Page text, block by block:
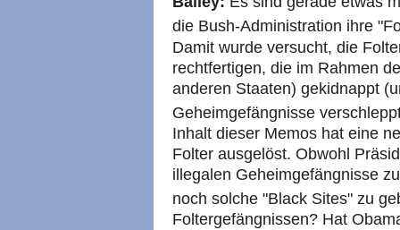
die Bush-Administration ihre
Damit wurde versucht, die
rechtfertigen, die im Rahmen
anderen Staaten) gekidnappt
Geheimgefängnisse
Inhalt dieser Memos hat eine
Folter ausgelöst. Obwohl
illegalen Geheimgefängnisse
noch solche "Black Sites" zu
Foltergefängnissen? Hat